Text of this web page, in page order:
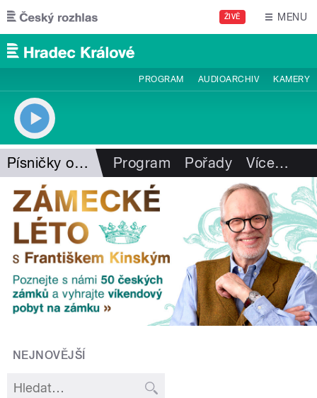
Přejít k hlavnímu obsahu
ŽIVĚ MENU
PROGRAM AUDIOARCHIV KAMERY
Písničky od srdce Program Pořady Více…
NEJNOVĚJŠÍ